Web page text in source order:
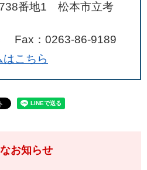
番地1 松本市立考
Fax：0263-86-9189
こちら
お知らせ